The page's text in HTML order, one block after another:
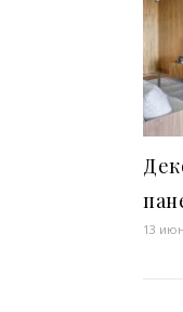
13